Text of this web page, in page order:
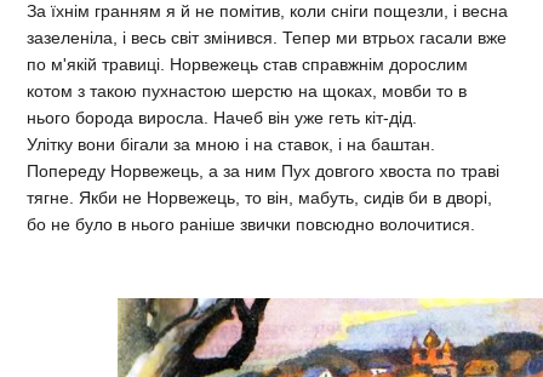
За їхнім гранням я й не помітив, коли сніги пощезли, і весна
зазеленіла, і весь світ змінився. Тепер ми втрьох гасали вже
по м'якій травиці. Норвежець став справжнім дорослим
котом з такою пухнастою шерстю на щоках, мовби то в
нього борода виросла. Начеб він уже геть кіт-дід.
Улітку вони бігали за мною і на ставок, і на баштан.
Попереду Норвежець, а за ним Пух довгого хвоста по траві
тягне. Якби не Норвежець, то він, мабуть, сидів би в дворі,
бо не було в нього раніше звички повсюдно волочитися.